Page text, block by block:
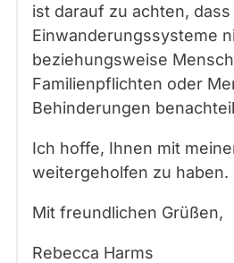
ist darauf zu achten,
Einwanderungssysteme
beziehungsweise
Familienpflichten oder
Behinderungen
Ich hoffe, Ihnen mit
weitergeholfen zu haben.
Mit freundlichen Grüßen,
Rebecca Harms